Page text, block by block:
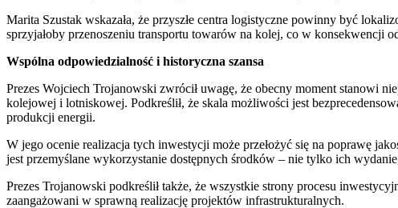
Marita Szustak wskazała, że przyszłe centra logistyczne powinny być
sprzyjałoby przenoszeniu transportu towarów na kolej, co w konsekwencji
Wspólna odpowiedzialność i historyczna szansa
Prezes Wojciech Trojanowski zwrócił uwagę, że obecny moment stanowi
kolejowej i lotniskowej. Podkreślił, że skala możliwości jest
produkcji energii.
W jego ocenie realizacja tych inwestycji może przełożyć się na poprawę
jest przemyślane wykorzystanie dostępnych środków – nie tylko ich
Prezes Trojanowski podkreślił także, że wszystkie strony procesu
zaangażowani w sprawną realizację projektów infrastrukturalnych.